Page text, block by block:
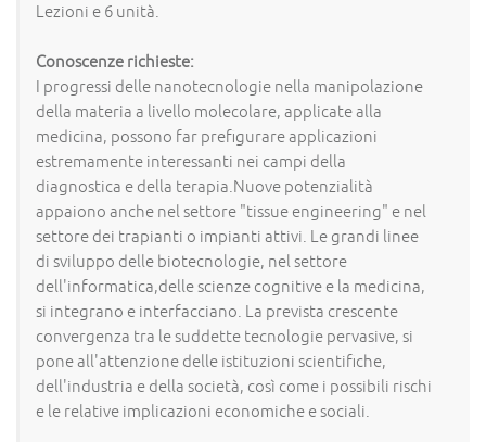
Lezioni e 6 unità.
Conoscenze richieste:
I progressi delle nanotecnologie nella manipolazione
della materia a livello molecolare, applicate alla
medicina, possono far prefigurare applicazioni
estremamente interessanti nei campi della
diagnostica e della terapia.Nuove potenzialità
appaiono anche nel settore "tissue engineering" e nel
settore dei trapianti o impianti attivi. Le grandi linee
di sviluppo delle biotecnologie, nel settore
dell'informatica,delle scienze cognitive e la medicina,
si integrano e interfacciano. La prevista crescente
convergenza tra le suddette tecnologie pervasive, si
pone all'attenzione delle istituzioni scientifiche,
dell'industria e della società, così come i possibili rischi
e le relative implicazioni economiche e sociali.